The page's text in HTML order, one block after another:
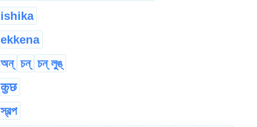
ishika
ekkena
অন্ চন্ চন্ লুঙ্
कुछ
স্বল্প